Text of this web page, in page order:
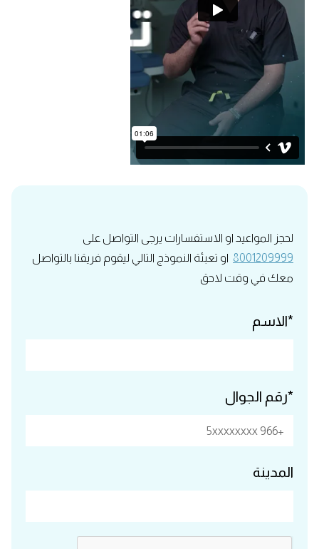
لحجز المواعيد او الاستفسارات يرجى التواصل على
8001209999 او تعبئة النموذج التالي ليقوم فريقنا بالتواصل
معك في وقت لاحق
*الاسم
*رقم الجوال
المدينة